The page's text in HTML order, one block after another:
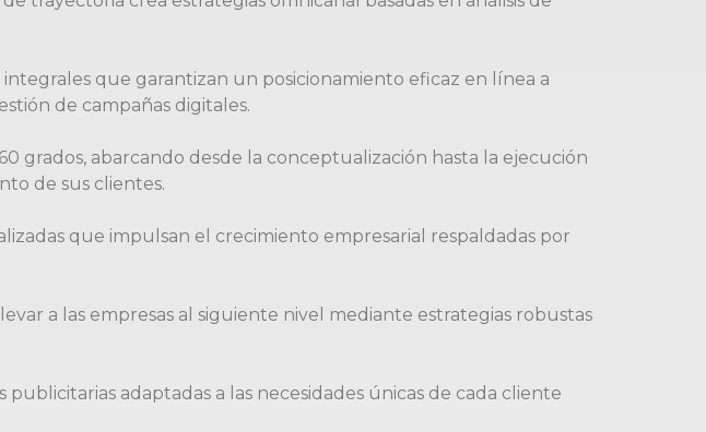
que garantizan un posicionamiento eficaz en línea a
de campañas digitales.
grados, abarcando desde la conceptualización hasta la ejecución
de sus clientes.
que impulsan el crecimiento empresarial respaldadas por
a las empresas al siguiente nivel mediante estrategias robustas
adaptadas a las necesidades únicas de cada cliente